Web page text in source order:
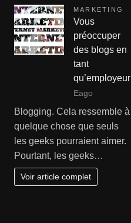
MARKETING
Vous
préoccuper
des blogs en
tant
qu’employeur
Eago
Blogging. Cela ressemble à
quelque chose que seuls
les geeks pourraient aimer.
Pourtant, les geeks…
Voir article complet